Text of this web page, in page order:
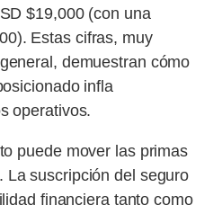
$19,000 (con una
Estas cifras, muy
demuestran cómo
infla
operativos.
puede mover las primas
La suscripción del seguro
financiera tanto como